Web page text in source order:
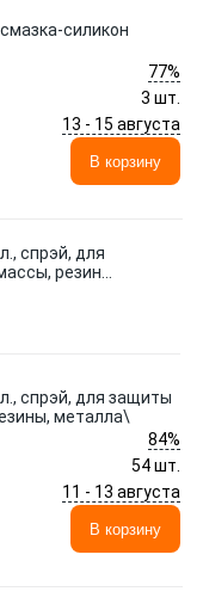
силикон
77%
3 шт.
13 - 15 августа
В корзину
спрэй, для
резины,
спрэй, для защиты
металла\
84%
54 шт.
11 - 13 августа
В корзину